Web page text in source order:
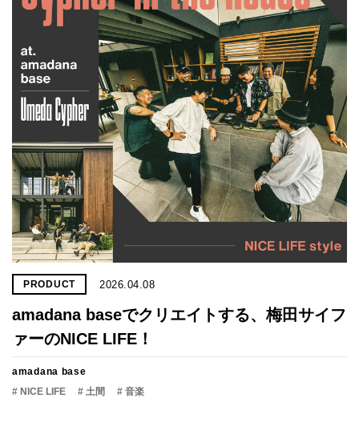
PRODUCT 2026.04.08
amadana baseでクリエイトする、梅田サイフ
ァーのNICE LIFE！
amadana base
# NICE LIFE
# 土間 # 音楽